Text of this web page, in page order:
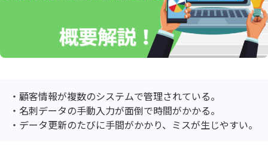
顧客情報が複数のシステムで管理されている。
名刺データの手動入力が面倒で時間がかかる。
データ更新のたびに手間がかかり、ミスが生じやすい。